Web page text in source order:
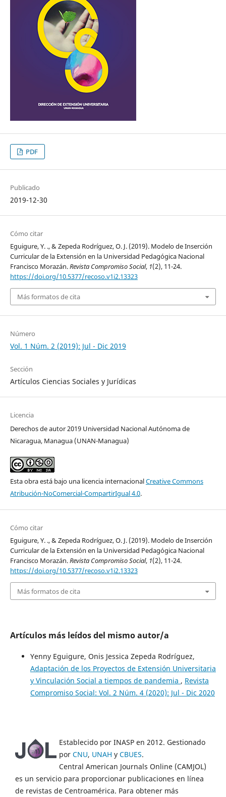
PDF
Publicado
2019-12-30
Cómo citar
Eguigure, Y. ., & Zepeda Rodríguez, O. J. (2019). Modelo de Inserción
Curricular de la Extensión en la Universidad Pedagógica Nacional
Francisco Morazán.Revista Compromiso Social, 1(2), 11-24.
https://doi.org/10.5377/recoso.v1i2.13323
Más formatos de cita
Número
Vol. 1 Núm. 2 (2019): Jul - Dic 2019
Sección
Artículos Ciencias Sociales y Jurídicas
Licencia
Derechos de autor 2019 Universidad Nacional Autónoma de
Nicaragua, Managua (UNAN-Managua)
Esta obra está bajo una licencia internacionalCreative Commons
Atribución-NoComercial-CompartirIgual 4.0.
Cómo citar
Eguigure, Y. ., & Zepeda Rodríguez, O. J. (2019). Modelo de Inserción
Curricular de la Extensión en la Universidad Pedagógica Nacional
Francisco Morazán.Revista Compromiso Social, 1(2), 11-24.
https://doi.org/10.5377/recoso.v1i2.13323
Más formatos de cita
Artículos más leídos del mismo autor/a
Yenny Eguigure, Onis Jessica Zepeda Rodríguez,
Adaptación de los Proyectos de Extensión Universitaria
y Vinculación Social a tiempos de pandemia , Revista
Compromiso Social: Vol. 2 Núm. 4 (2020): Jul - Dic 2020
Establecido por INASP en 2012. Gestionado
por CNU, UNAH y CBUES.
Central American Journals Online (CAMJOL)
es un servicio para proporcionar publicaciones en línea
de revistas de Centroamérica. Para obtener más